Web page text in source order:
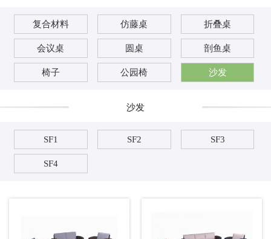
复合材料 仿藤桌 折叠桌
会议桌 圆桌 剖鱼桌
椅子 公园椅 沙发
沙发
SF1 SF2 SF3
SF4